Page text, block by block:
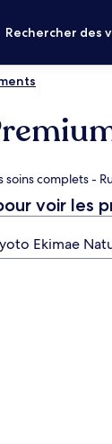
Rechercher des
complets -
voir les